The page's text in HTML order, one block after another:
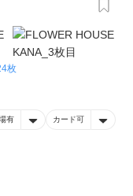
枚
有 カード可